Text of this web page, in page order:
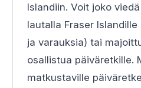
Islandiin. Voit joko
lautalla Fraser
ja varauksia) tai
osallistua päiväretkille.
matkustaville